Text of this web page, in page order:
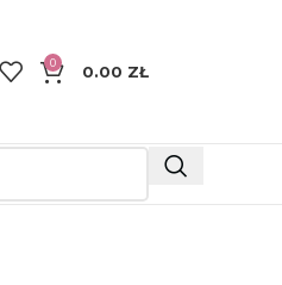
0 0.00 ZŁ